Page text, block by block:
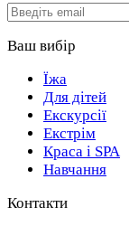
Email
Ваш вибір
Їжа
Для дітей
Екскурсії
Екстрім
Краса і SPA
Навчання
Контакти